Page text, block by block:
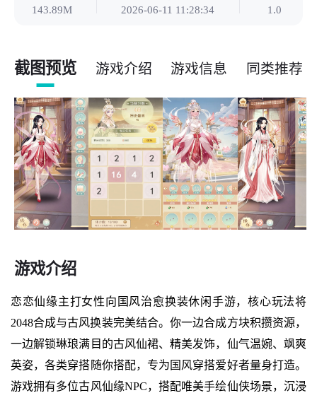
143.89M
2026-06-11 11:28:34
1.0
截图预览 游戏介绍 游戏信息 同类推荐
游戏介绍
恋恋仙缘主打女性向国风治愈换装休闲手游，核心玩法将
2048合成与古风换装完美结合。你一边合成方块积攒资源，
一边解锁琳琅满目的古风仙裙、精美发饰，仙气温婉、飒爽
英姿，各类穿搭随你搭配，专为国风穿搭爱好者量身打造。
游戏拥有多位古风仙缘NPC，搭配唯美手绘仙侠场景，沉浸